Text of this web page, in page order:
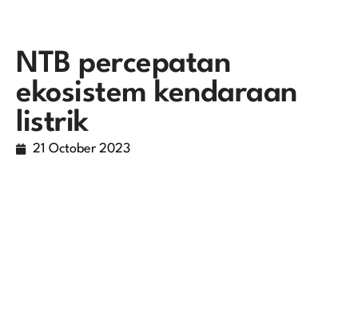
NTB percepatan
ekosistem kendaraan
listrik
21 October 2023